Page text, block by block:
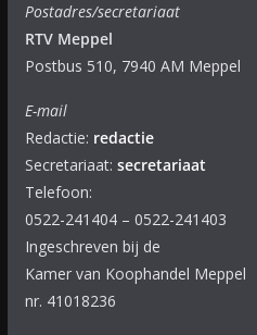
Postadres/secretariaat
RTV Meppel
Postbus 510, 7940 AM Meppel
E-mail
Redactie: redactie
Secretariaat: secretariaat
Telefoon:
0522-241404 – 0522-241403
Ingeschreven bij de
Kamer van Koophandel Meppel
nr. 41018236